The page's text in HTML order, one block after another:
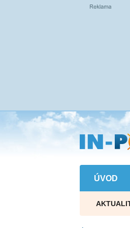
Přejít
na
hlavní
obsah
ÚVOD